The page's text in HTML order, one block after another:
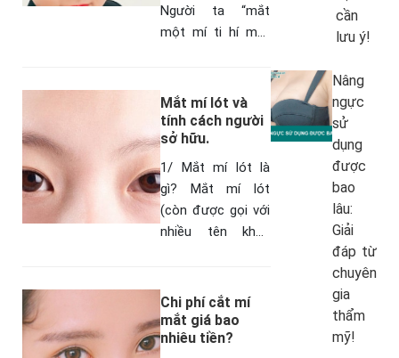
Người ta “mắt
một mí ti hí mắt
sóc khách hàng
Nguyễn Hồng
Nhiên,…
Mắt mí lót và
tính cách người
sở hữu.
1/ Mắt mí lót là
gì? Mắt mí lót
(còn được gọi với
nhiều tên khác
mắt bị ẩn) có
đường…
Chi phí cắt mí
mắt giá bao
nhiêu tiền?
cần
lưu ý!
Nâng
ngực
sử
dụng
được
bao
lâu:
Giải
đáp từ
chuyên
gia
thẩm
mỹ!